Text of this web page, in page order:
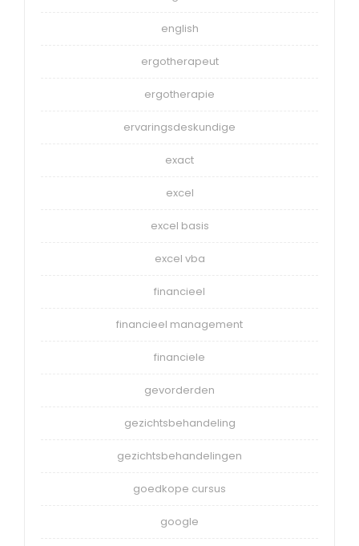
english
ergotherapeut
ergotherapie
ervaringsdeskundige
exact
excel
excel basis
excel vba
financieel
financieel management
financiele
gevorderden
gezichtsbehandeling
gezichtsbehandelingen
goedkope cursus
google